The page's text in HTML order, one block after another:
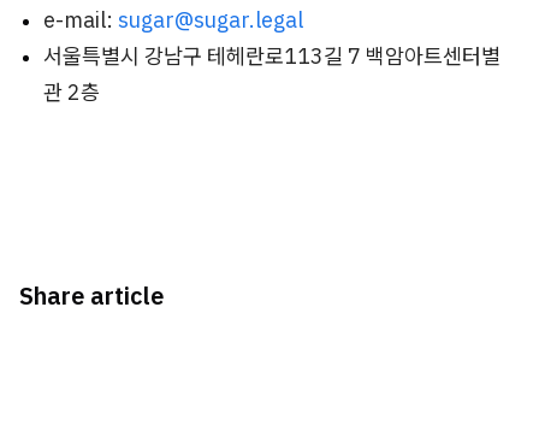
e-mail: sugar@sugar.legal
서울특별시 강남구 테헤란로113길 7 백암아트센터별
관 2층
Share article